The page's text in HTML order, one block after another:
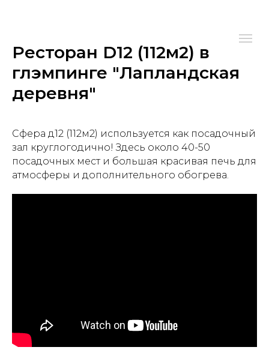
Ресторан D12 (112м2) в
глэмпинге "Лапландская
деревня"
Сфера д12 (112м2) используется как посадочный
зал круглогодично! Здесь около 40-50
посадочных мест и большая красивая печь для
атмосферы и дополнительного обогрева.